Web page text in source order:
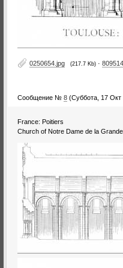
0250654.jpg (217.7 Kb) ·
Сообщение № 8 (Суббота, 17 Окт
France: Poitiers
Church of Notre Dame de la Grande